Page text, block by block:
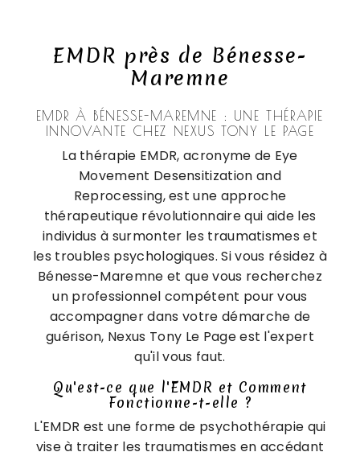
EMDR près de Bénesse-
Maremne
EMDR À BÉNESSE-MAREMNE : UNE THÉRAPIE
INNOVANTE CHEZ NEXUS TONY LE PAGE
La thérapie EMDR, acronyme de Eye
Movement Desensitization and
Reprocessing, est une approche
thérapeutique révolutionnaire qui aide les
individus à surmonter les traumatismes et
les troubles psychologiques. Si vous résidez à
Bénesse-Maremne et que vous recherchez
un professionnel compétent pour vous
accompagner dans votre démarche de
guérison, Nexus Tony Le Page est l'expert
qu'il vous faut.
Qu'est-ce que l'EMDR et Comment
Fonctionne-t-elle ?
L'EMDR est une forme de psychothérapie qui
vise à traiter les traumatismes en accédant